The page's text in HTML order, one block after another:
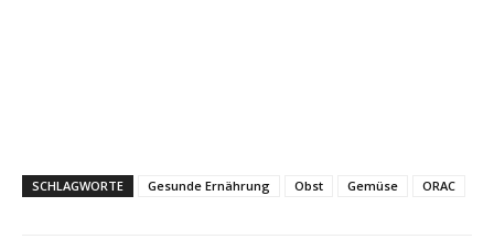
SCHLAGWORTE Gesunde Ernährung Obst Gemüse ORAC